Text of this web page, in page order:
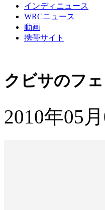
インディニュース
WRCニュース
動画
携帯サイト
クビサのフ
2010年05